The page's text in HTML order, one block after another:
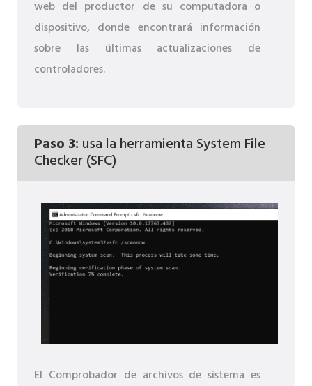
web del productor de su computadora o
dispositivo, donde encontrará información
sobre las últimas actualizaciones de
controladores.
Paso 3: usa la herramienta System File
Checker (SFC)
El Comprobador de archivos de sistema es